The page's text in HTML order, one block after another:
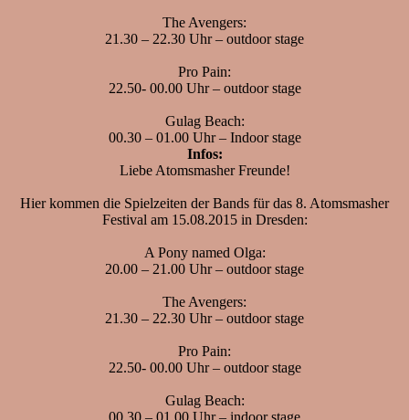
The Avengers:
21.30 – 22.30 Uhr – outdoor stage
Pro Pain:
22.50- 00.00 Uhr – outdoor stage
Gulag Beach:
00.30 – 01.00 Uhr – Indoor stage
Infos:
Liebe Atomsmasher Freunde!
Hier kommen die Spielzeiten der Bands für das 8. Atomsmasher
Festival am 15.08.2015 in Dresden:
A Pony named Olga:
20.00 – 21.00 Uhr – outdoor stage
The Avengers:
21.30 – 22.30 Uhr – outdoor stage
Pro Pain:
22.50- 00.00 Uhr – outdoor stage
Gulag Beach:
00.30 – 01.00 Uhr – indoor stage